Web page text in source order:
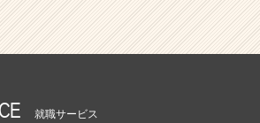
就職サービス